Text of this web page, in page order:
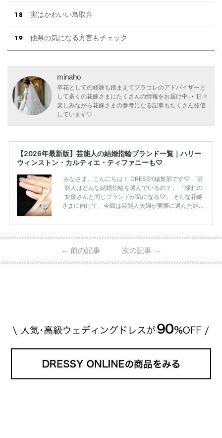
実はかわいい鳥取弁
他県の気になる方言もチェック
minaho
卒花としての経験も踏まえてプラコレのアドバイザーと
して多くの花嫁さまにたくさんの情報をお届け中⸝⋆ 日々
楽しみながら花嫁さまの参考になる記事もたくさん発信
しています♡
【2026年最新版】芸能人の結婚指輪ブランド一覧｜ハリー
ウィンストン・カルティエ・ティファニーも♡
みなさま、こんにちは！ DRESSY編集部です♡ 「芸
能人はどんな結婚指輪を選んでいるの？」 「憧れの
女優さんと同じブランドが気になる♡」 そんな花嫁
さまに向けて、今回は芸能人夫婦が実際に選んだ結婚
ーウィンストンやカルティエ、ティファニーなど世界
日本で人気のブランドまで幅広くご紹介。 さらに、
・愛用している芸能人夫婦 ・リングの特徴や魅力 ・
← 前の記事 次の記事 →